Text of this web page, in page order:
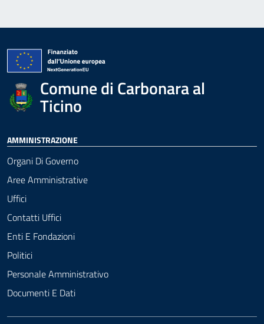
Comune di Carbonara al
Ticino
AMMINISTRAZIONE
Organi Di Governo
Aree Amministrative
Uffici
Contatti Uffici
Enti E Fondazioni
Politici
Personale Amministrativo
Documenti E Dati